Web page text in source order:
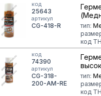
код
25643
артикул
CG-418-R тип:
код
код
74390
артикул
CG-318-
200-AM-RE
тип:
код